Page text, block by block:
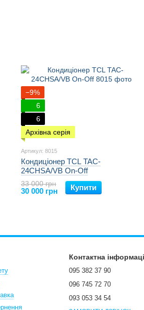
−9%
6
6
Архівна серія
Артикул: 8015
Кондиціонер TCL TAC-
24CHSA/VB On-Off
33 000 грн
30 000 грн Купити
Контактна
095 382 37 90
096 745 72 70
093 053 34 54